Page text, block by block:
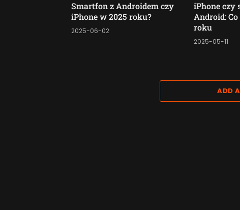
Smartfon z Androidem czy
iPhone w 2025 roku?
2025-06-02
iPhone czy
Android:
roku
2025-05-11
ADD